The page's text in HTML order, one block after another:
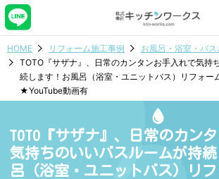
HOME リフォーム施工事例
お風呂・浴室・バス
TOTO『サザナ』、日常のカンタンお手入れで気持
続します！お風呂（浴室・ユニットバス）リフォ
★YouTube動画有
TOTO『サザナ』、日常のカン
気持ちのいいバスルームが持
呂（浴室・ユニットバス）リ